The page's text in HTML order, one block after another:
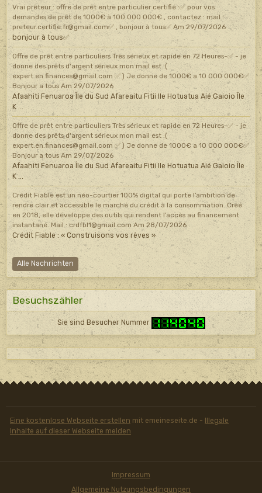
Vrai prêteur : offre de prêt entre particulier certifié :✅ pour vos
demandes de prêt de 1000€ à 100 000 000€ , contactez : mail :
preteur.certifie.fr@gmail.com✅ , bonjour à tous✅ Am 29/07/2026
bonjour à tous✅
Offre de prêt entre particuliers Très sérieux et rapide en 72 Heures-✅ - je
donne des prêts d'argent sérieux mon mail est :(
expert.en.finances@gmail.com ✅ ) Je donne de 1000€ a 10 000 000€✅
Bonjour a tous Am 29/07/2026
Afaahiti Fenuaroa Île du Sud Afareaitu Fitii Ile Hotuatua Aié Gaioio Île
K ...
Offre de prêt entre particuliers Très sérieux et rapide en 72 Heures-✅ - je
donne des prêts d'argent sérieux mon mail est :(
expert.en.finances@gmail.com ✅ ) Je donne de 1000€ a 10 000 000€✅
Bonjour a tous Am 29/07/2026
Afaahiti Fenuaroa Île du Sud Afareaitu Fitii Ile Hotuatua Aié Gaioio Île
K ...
Crédit Fiable est un néo-courtier 100% digital qui porte l’ambition de
rendre clair et accessible le marché du crédit à la consommation. Créé
en 2018, elle développe des outils qui rendent l’accès au financement
instantané. Mail : crdfbl1@gmail.com Am 28/07/2026
Crédit Fiable : « Construisons vos rêves »
Alle Nachrichten
Besuchszähler
Sie sind Besucher Nummer
Eine kostenlose Webseite erstellen mit emeineseite.de - Illegale
Inhalte auf dieser Webseite melden
Impressum
Allgemeine Nutzungsbedingungen